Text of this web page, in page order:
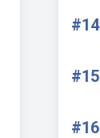
#14
#15
#16